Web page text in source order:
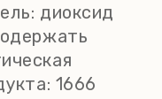
диоксид
1666